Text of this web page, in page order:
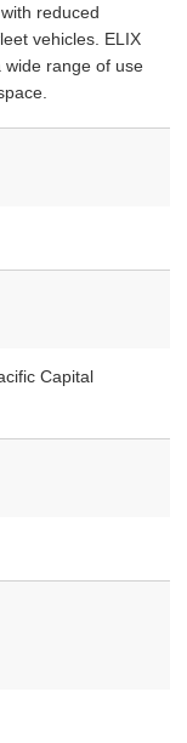
reduced
vehicles. ELIX
wide range of use
Capital